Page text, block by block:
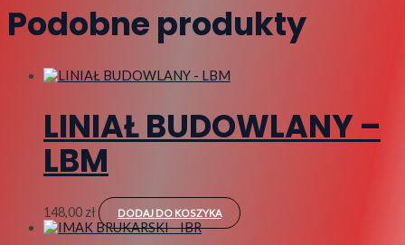
Podobne produkty
LINIAŁ BUDOWLANY –
LBM
148,00 zł DODAJ DO KOSZYKA